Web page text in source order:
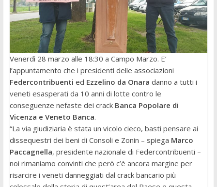
Venerdì 28 marzo alle 18:30 a Campo Marzo. E’
l’appuntamento che i presidenti delle associazioni
Federcontribuenti ed Ezzelino da Onara danno a tutti i
veneti esasperati da 10 anni di lotte contro le
conseguenze nefaste dei crack Banca Popolare di
Vicenza e Veneto Banca.
“La via giudiziaria è stata un vicolo cieco, basti pensare ai
dissequestri dei beni di Consoli e Zonin – spiega Marco
Paccagnella, presidente nazionale di Federcontribuenti –
noi rimaniamo convinti che però c’è ancora margine per
risarcire i veneti danneggiati dal crack bancario più